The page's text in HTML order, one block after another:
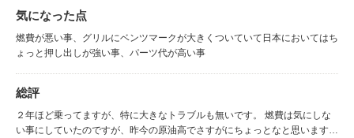
ンには乗れません そして中古価格はかなりお得な事
気になった点
燃費が悪い事、グリルにベンツマークが大きくついていて日本においてはち
ょっと押し出しが強い事、パーツ代が高い事
総評
２年ほど乗ってますが、特に大きなトラブルも無いです。 燃費は気にしな
い事にしていたのですが、昨今の原油高でさすがにちょっとなと思います